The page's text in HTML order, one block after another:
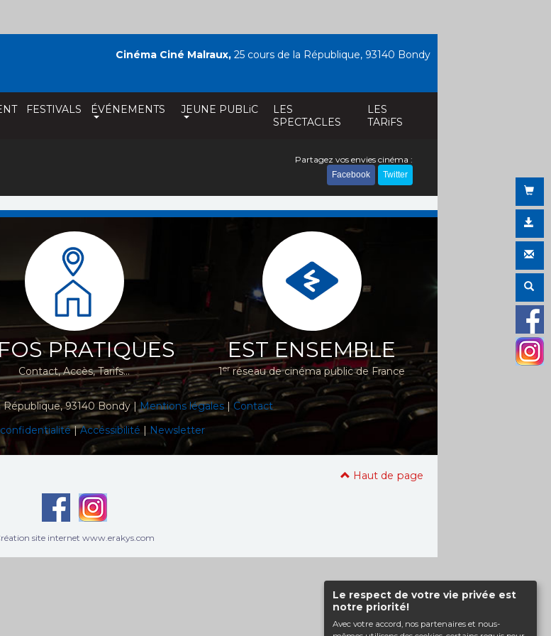
Le respect de votre vie privée est
notre priorité!
Avec votre accord, nos partenaires et nous-
FESTIVALS ÉVÉNEMENTS JEUNE PUBLiC
LES
SPECTACLES
LES
TARiFS
Cinéma Ciné Malraux, 25 cours de la République, 93140 Bondy
Partagez vos envies cinéma :
Facebook Twitter
PRATIQUES
Contact, Accès, Tarifs...
EST ENSEMBLE
1erréseau de cinéma public de France
République, 93140 Bondy |Mentions légales| Contact
|Accéssibilité | Newsletter
Haut de page
site internet www.erakys.com